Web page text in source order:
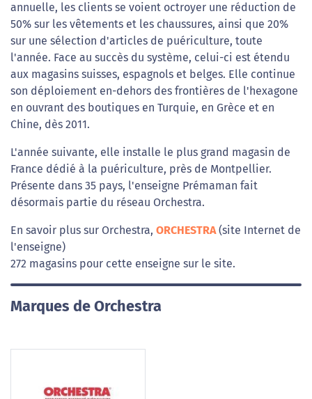
annuelle, les clients se voient octroyer une réduction de
50% sur les vêtements et les chaussures, ainsi que 20%
sur une sélection d'articles de puériculture, toute
l'année. Face au succès du système, celui-ci est étendu
aux magasins suisses, espagnols et belges. Elle continue
son déploiement en-dehors des frontières de l'hexagone
en ouvrant des boutiques en Turquie, en Grèce et en
Chine, dès 2011.
L'année suivante, elle installe le plus grand magasin de
France dédié à la puériculture, près de Montpellier.
Présente dans 35 pays, l'enseigne Prémaman fait
désormais partie du réseau Orchestra.
En savoir plus sur Orchestra, ORCHESTRA(site Internet de
l'enseigne)
272 magasins pour cette enseigne sur le site.
Marques de Orchestra